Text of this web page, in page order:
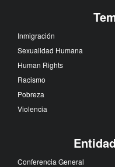
Inmigración
Sexualidad Humana
Human Rights
Racismo
Pobreza
Violencia
Conferencia General